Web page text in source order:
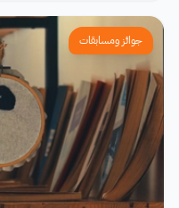
جوائز ومسابقات